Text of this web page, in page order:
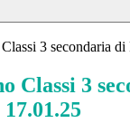
3 secondaria
Classi 3